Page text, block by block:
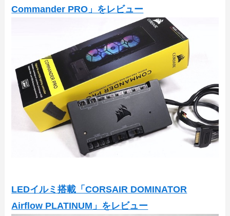
Commander PRO」をレビュー
LEDイルミ搭載「CORSAIR DOMINATOR
Airflow PLATINUM」をレビュー